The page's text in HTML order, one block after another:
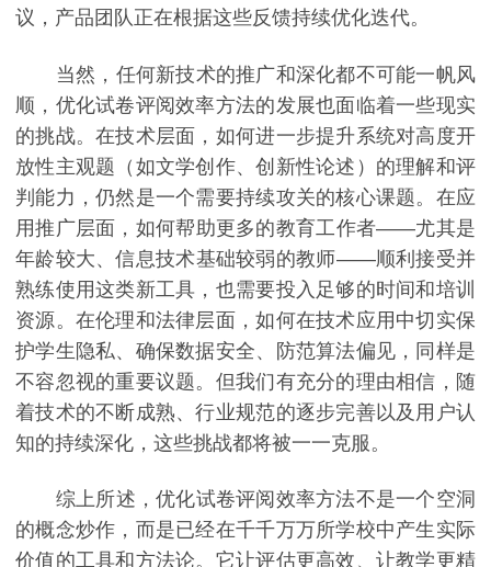
议，产品团队正在根据这些反馈持续优化迭代。
当然，任何新技术的推广和深化都不可能一帆风
顺，优化试卷评阅效率方法的发展也面临着一些现实
的挑战。在技术层面，如何进一步提升系统对高度开
放性主观题（如文学创作、创新性论述）的理解和评
判能力，仍然是一个需要持续攻关的核心课题。在应
用推广层面，如何帮助更多的教育工作者——尤其是
年龄较大、信息技术基础较弱的教师——顺利接受并
熟练使用这类新工具，也需要投入足够的时间和培训
资源。在伦理和法律层面，如何在技术应用中切实保
护学生隐私、确保数据安全、防范算法偏见，同样是
不容忽视的重要议题。但我们有充分的理由相信，随
着技术的不断成熟、行业规范的逐步完善以及用户认
知的持续深化，这些挑战都将被一一克服。
综上所述，优化试卷评阅效率方法不是一个空洞
的概念炒作，而是已经在千千万万所学校中产生实际
价值的工具和方法论。它让评估更高效、让教学更精